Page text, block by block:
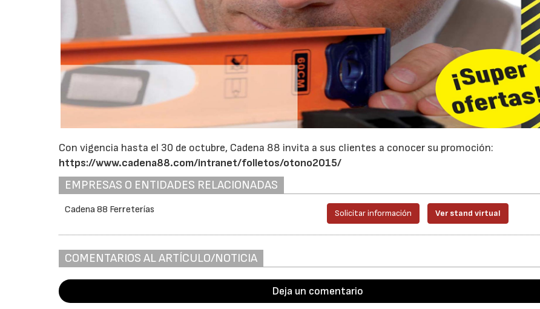
Con vigencia hasta el 30 de octubre, Cadena 88 invita a sus clientes a conocer su promoción:
https://www.cadena88.com/intranet/folletos/otono2015/
EMPRESAS O ENTIDADES RELACIONADAS
Cadena 88 Ferreterías Solicitar información Ver stand virtual
COMENTARIOS AL ARTÍCULO/NOTICIA
Deja un comentario